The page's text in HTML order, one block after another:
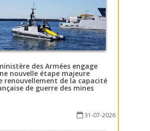
des Armées engage
nouvelle étape majeure
renouvellement de la capacité
de guerre des mines
31-07-2026